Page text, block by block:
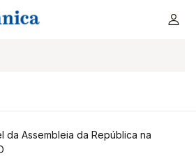
da Assembleia da República na